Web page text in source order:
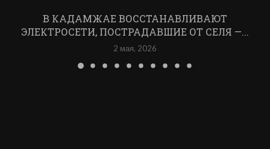
В КАДАМЖАЕ ВОССТАНАВЛИВАЮТ
ЭЛЕКТРОСЕТИ, ПОСТРАДАВШИЕ ОТ СЕЛЯ —...
2 мая, 2026